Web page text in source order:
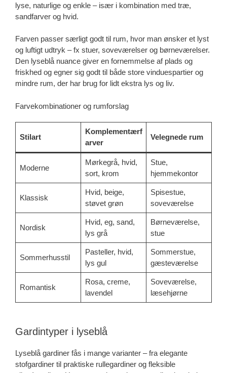
lyse, naturlige og enkle – især i kombination med træ,
sandfarver og hvid.
Farven passer særligt godt til rum, hvor man ønsker et lyst
og luftigt udtryk – fx stuer, soveværelser og børneværelser.
Den lyseblå nuance giver en fornemmelse af plads og
friskhed og egner sig godt til både store vinduespartier og
mindre rum, der har brug for lidt ekstra lys og liv.
Farvekombinationer og rumforslag
Stilart
Komplementærf
arver
Velegnede rum
Moderne
Mørkegrå, hvid,
sort, krom
Stue,
hjemmekontor
Klassisk
Hvid, beige,
støvet grøn
Spisestue,
soveværelse
Nordisk
Hvid, eg, sand,
lys grå
Børneværelse,
stue
Sommerhusstil
Pasteller, hvid,
lys gul
Sommerstue,
gæsteværelse
Romantisk
Rosa, creme,
lavendel
Soveværelse,
læsehjørne
Gardintyper i lyseblå
Lyseblå gardiner fås i mange varianter – fra elegante
stofgardiner til praktiske rullegardiner og fleksible